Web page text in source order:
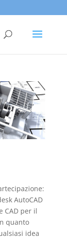
AutoCAD
CAD per il
quanto
idea